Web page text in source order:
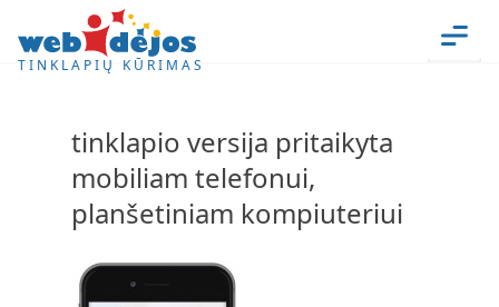
Skip to content
TINKLAPIŲ KŪRIMAS
tinklapio versija pritaikyta
mobiliam telefonui,
planšetiniam kompiuteriui